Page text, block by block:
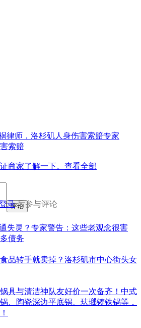
律师，洛杉矶人身伤害索赔专家
索赔
商家了解一下。 查看全部
录后参与评论
评论
失灵？专家警告：这些老观念很害
债务
品转手就卖掉？洛杉矶市中心街头女
具与清洁神队友好价一次备齐！中式
、陶瓷深边平底锅、珐瑯铸铁锅等，